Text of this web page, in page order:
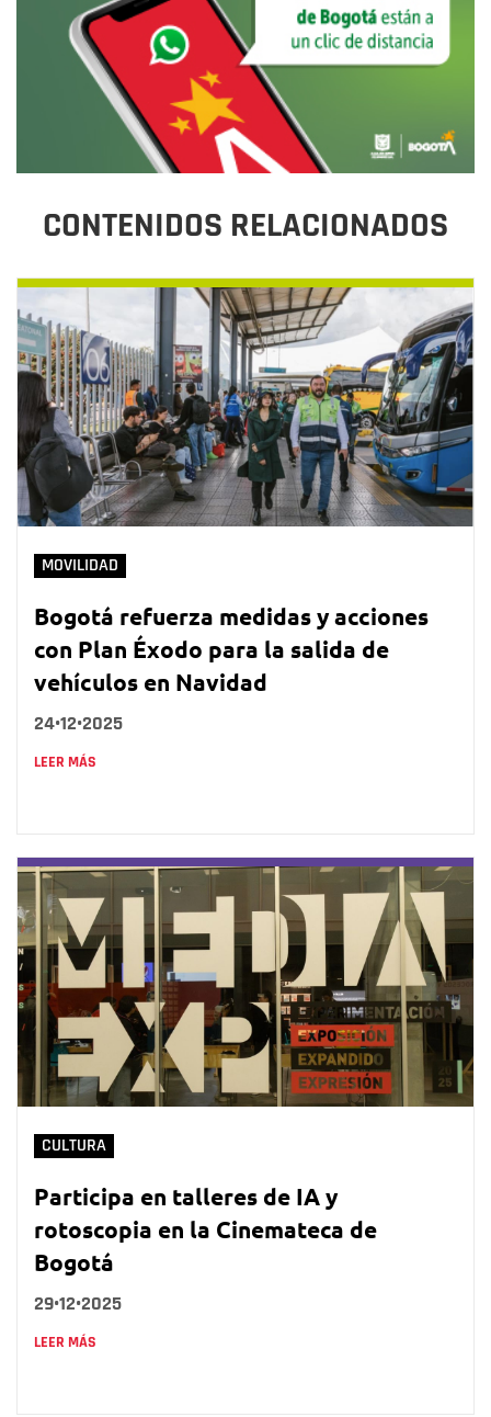
CONTENIDOS RELACIONADOS
MOVILIDAD
Bogotá refuerza medidas y acciones
con Plan Éxodo para la salida de
vehículos en Navidad
24•12•2025
LEER MÁS
CULTURA
Participa en talleres de IA y
rotoscopia en la Cinemateca de
Bogotá
29•12•2025
LEER MÁS